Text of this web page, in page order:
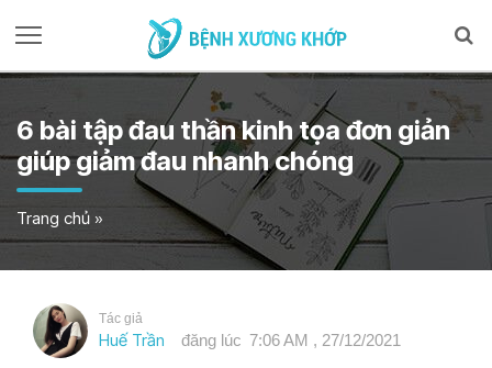
6 bài tập đau thần kinh tọa đơn giản
giúp giảm đau nhanh chóng
Trang chủ »
Tác giả
Huế Trần đăng lúc 7:06 AM , 27/12/2021